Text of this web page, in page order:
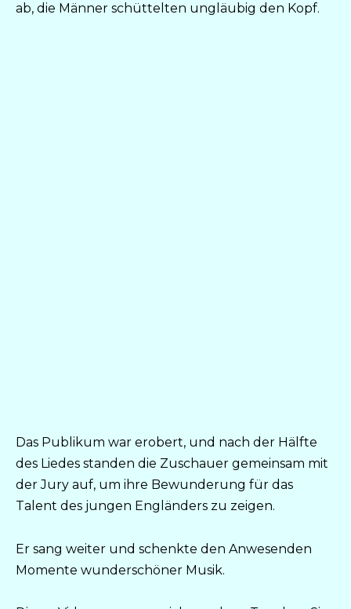
ab, die Männer schüttelten ungläubig den Kopf.
Das Publikum war erobert, und nach der Hälfte
des Liedes standen die Zuschauer gemeinsam mit
der Jury auf, um ihre Bewunderung für das
Talent des jungen Engländers zu zeigen.
Er sang weiter und schenkte den Anwesenden
Momente wunderschöner Musik.